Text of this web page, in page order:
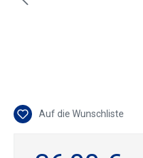
Auf die Wunschliste